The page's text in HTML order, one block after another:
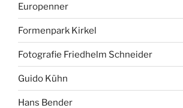
Europenner
Formenpark Kirkel
Fotografie Friedhelm Schneider
Guido Kühn
Hans Bender